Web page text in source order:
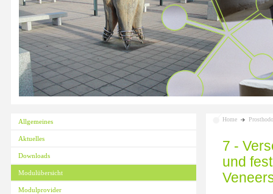
Allgemeines
Aktuelles
Downloads
Modulübersicht
Modulprovider
Home
7 -
und